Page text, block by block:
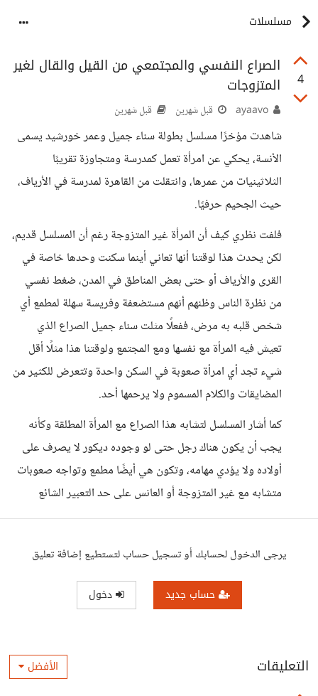
مسلسلات
4
الصراع النفسي والمجتمعي من القيل والقال لغير
المتزوجات
قبل شهرين قبل شهرين
شاهدت مؤخرًا مسلسل بطولة سناء جميل وعمر خورشيد يسمى
الأنسة، يحكي عن امرأة تعمل كمدرسة ومتجاوزة تقريبًا
الثلاثينيات من عمرها، وانتقلت من القاهرة لمدرسة في الأرياف،
حيث الجحيم حرفيًا.
فلفت نظري كيف أن المرأة غير المتزوجة رغم أن المسلسل قديم،
لكن يحدث هذا لوقتنا أنها تعاني أينما سكنت وحدها خاصة في
القرى والأرياف أو حتى بعض المناطق في المدن، ضغط نفسي
من نظرة الناس وظنهم أنهم مستضعفة وفريسة سهلة لمطمع أي
شخص قلبه به مرض، ففعلًا مثلت سناء جميل الصراع الذي
تعيش فيه المرأة مع نفسها ومع المجتمع ولوقتنا هذا مثلًا أقل
شيء تجد أي امرأة صعوبة في السكن واحدة وتتعرض للكثير من
المضايقات والكلام المسموم ولا يرحمها أحد.
كما أشار المسلسل لتشابه هذا الصراع مع المرأة المطلقة وكأنه
يجب أن يكون هناك رجل حتى لو وجوده ديكور لا يصرف على
أولاده ولا يؤدي مهامه، وتكون هي أيضًا مطمع وتواجه صعوبات
متشابه مع غير المتزوجة أو العانس على حد التعبير الشائع
يرجى الدخول لحسابك أو تسجيل حساب لتستطيع إضافة تعليق
حساب جديد دخول
التعليقات الأفضل